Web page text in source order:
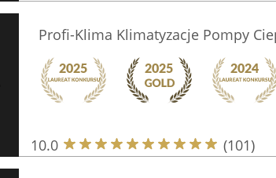
Profi-Klima Klimatyzacje Pompy
10.0 (101)